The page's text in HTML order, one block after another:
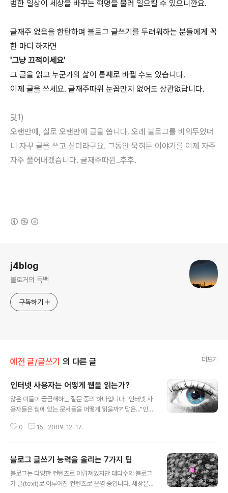
범한 일상이 세상을 바꾸는 혁명을 불러 일으킬 수 있으니깐요.
글재주 없음을 한탄하며 블로그 글쓰기를 두려워하는 분들에게 꼭
한 마디 하자면
'그냥 끄적이세요'
그 글을 읽고 누군가의 삶이 통째로 바뀔 수도 있습니다.
이제 글을 쓰세요. 글재주따위 눈꼽만치 없어도 상관없답니다.
덧1)
오랜만에, 실로 오랜만에 글을 씁니다. 오래 블로그를 비워두었더
니 자꾸 글을 쓰고 싶더라구요. 그동안 묵혀둔 이야기를 이제 자주
자주 풀어내겠습니다. 글재주따윈..후후.
j4blog
블로거의 독백
구독하기
예전 글/글쓰기 의 다른 글 더보기
인터넷 사용자는 어떻게 웹을 읽는가?
많은 이들이 궁금해하는 질문 중의 하나입니다. '인터넷 사
용자들은 웹에 있는 문서들을 어떻게 읽을까?' 답은..."인터
주 극소수의 사용자만이 웹에 있는 기사들을 '읽습니다.' 나
리면 검색 로봇처럼 자신이 원하는 '키워드'를 스캔합니다.
그리고 그 키워드를 주변으로 몇 개의 문장을 읽고 다시 다
음 키워드로 넘어갑니다. 결국 블로그처럼 주로 글로 이루
0 15 2009. 12. 17.
블로그 글쓰기 능력을 올리는 7가지 팁
블로그는 다양한 컨텐츠로 이뤄져있지만 대다수의 블로그
가 글(text)로 이루어진 컨텐츠로 운영 중입니다. 세상은